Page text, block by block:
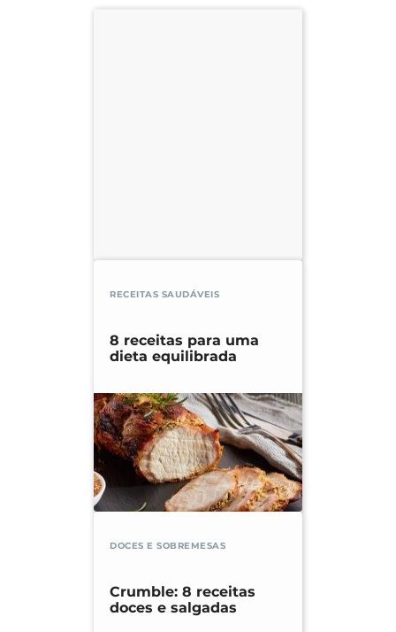
RECEITAS SAUDÁVEIS
8 receitas para uma
dieta equilibrada
DOCES E SOBREMESAS
Crumble: 8 receitas
doces e salgadas